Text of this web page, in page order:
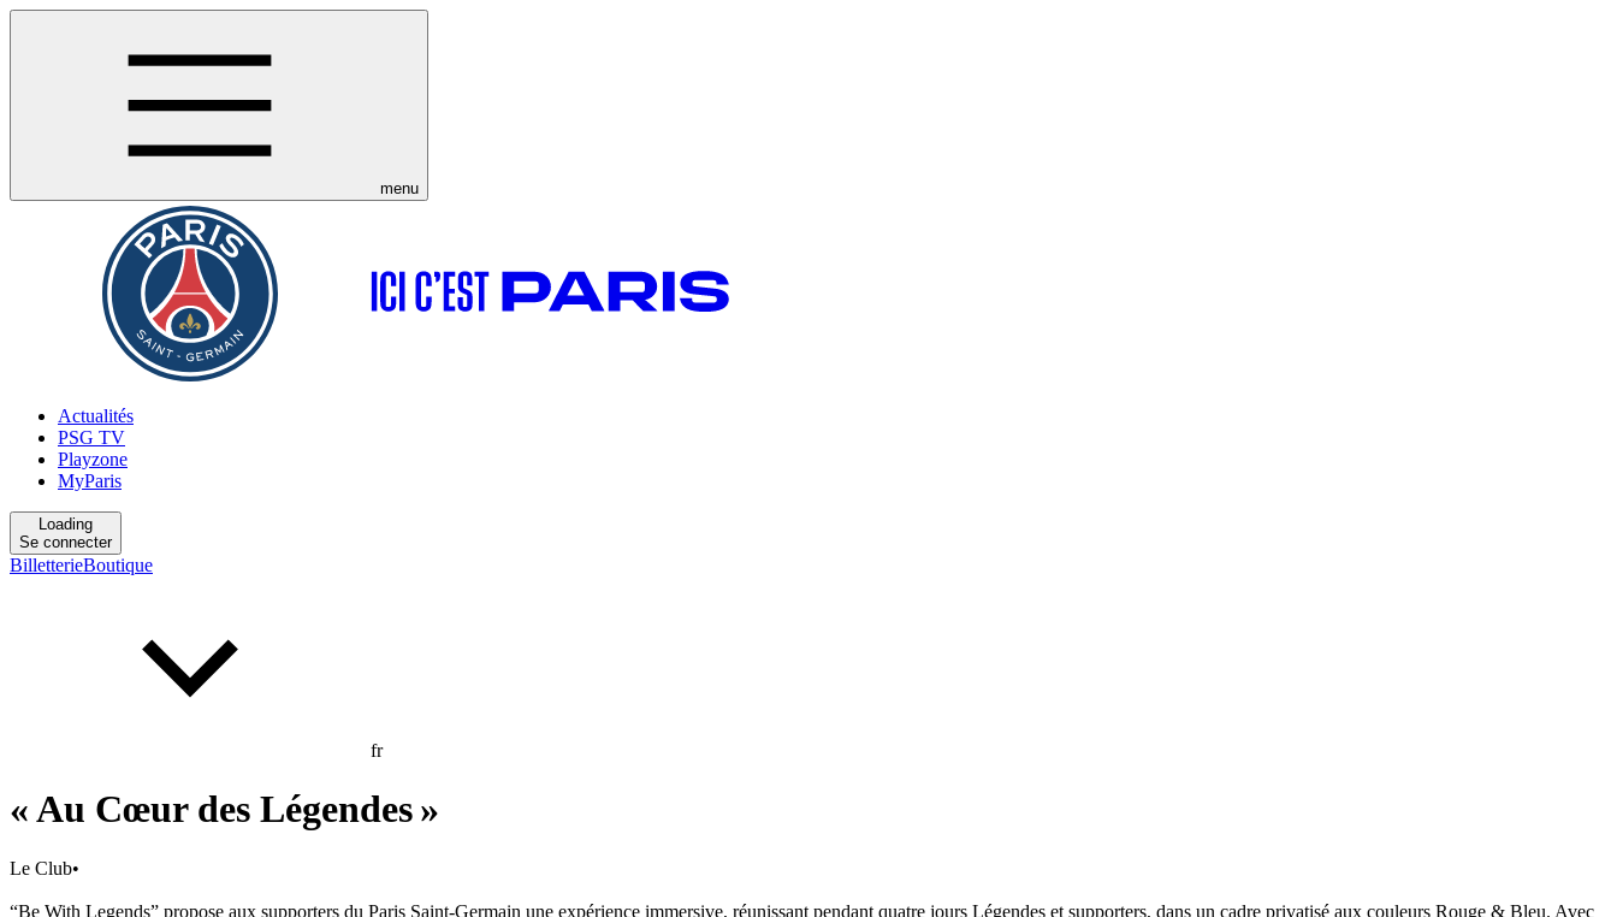
menu
Actualités
PSG TV
Playzone
MyParis
Loading
Se connecter
BilletterieBoutique
fr
« Au Cœur des Légendes »
Le Club•
“Be With Legends” propose aux supporters du Paris Saint-Germain une expérience immersive, réunissant pendant quatre jours Légendes et supporters, dans un cadre privatisé aux couleurs Rouge & Bleu. Avec